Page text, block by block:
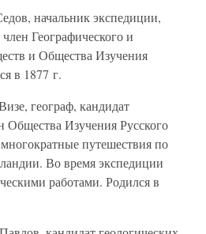
начальник экспедиции,
Географического и
и Общества Изучения
в 1877 г.
географ, кандидат
Общества Изучения Русского
путешествия по
Во время экспедиции
работами. Родился в